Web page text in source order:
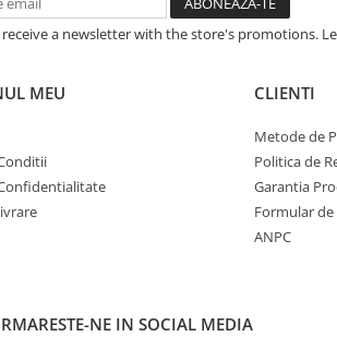
Consumer
a newsletter with the store's promotions.
MEU CLIENTI
Metode de
Politica de
Garantia
Formular
ANPC
NE IN SOCIAL MEDIA